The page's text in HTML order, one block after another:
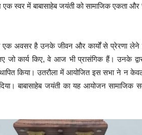
स्वर में बाबासाहेब जयंती को सामाजिक एकता और
एक अवसर है उनके जीवन और कार्यों से प्रेरणा लेने
कार्य किए, वे आज भी प्रासंगिक हैं। उनके
किया। उतरौला में आयोजित इस सभा ने न केवल
बाबासाहेब जयंती का यह आयोजन सामाजिक